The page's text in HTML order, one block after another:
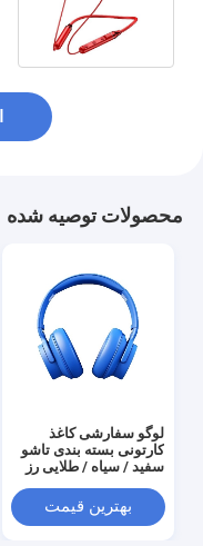
محصولات توصیه شده
لوگو سفارشی کاغذ
کارتونی بسته بندی تاشو
سفید / سیاه / طلایی رز
لوکس با بندش نوار
بهترین قیمت